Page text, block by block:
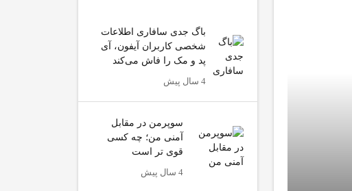
باگ جدی سافاری اطلاعات
شخصی کاربران آیفون، آی
پد و مک را فاش می‌کند
4 سال پیش
سوپرمن در مقابل
آمنی من؛ چه کسی
قوی تر است
4 سال پیش